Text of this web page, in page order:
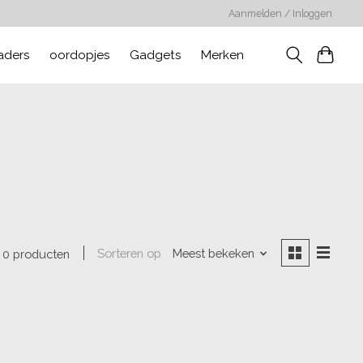
Aanmelden / Inloggen
oordopjes Gadgets Merken
0 producten Sorteren op Meest bekeken